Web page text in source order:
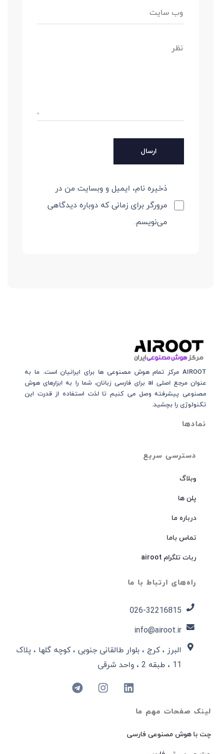
ذخیره نام، ایمیل و وبسایت من در
مرورگر برای زمانی که دوباره دیدگاهی
می‌نویسم.
لینک صفحات مهم ما
چت با هوش مصنوعی فارسی
دسترسی سریع
وبلاگ
پلن ها
درباره ما
تماس باما
ربات تلگرام airoot
راه‌های ارتباط با ما
026-32216815​
info@airoot.ir
البرز ، کرج ، بلوار طالقانی جنوبی ، کوچه گلها ، پلاک
11 ، طبقه 2 ، واحد شرقی
AIROOT مرکز تمام هوش مصنوعی‌‌‌ ها برای ایرانیان است. ما به
عنوان مرجع اصلی ai برای فارسی زبانان، شما را به ابزارهای هوش
مصنوعی پیشرفته وصل می کنیم تا لذت استفاده از قدرت این
تکنولوژی را بچشید.
نمادها